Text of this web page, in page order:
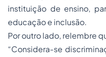
instituição de ensino,
educação e inclusão.
Por outro lado, relembre
“Considera-se